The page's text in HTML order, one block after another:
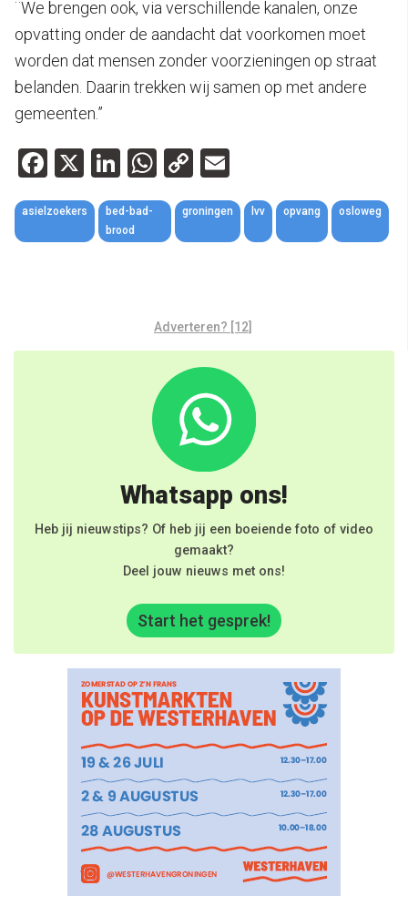
¨We brengen ook, via verschillende kanalen, onze
opvatting onder de aandacht dat voorkomen moet
worden dat mensen zonder voorzieningen op straat
belanden. Daarin trekken wij samen op met andere
gemeenten.”
Facebook
X LinkedIn
WhatsApp
Copy
Link
asielzoekers
bed-bad-
brood
groningen lvv opvang osloweg
Adverteren? [12]
Whatsapp ons!
Heb jij nieuwstips? Of heb jij een boeiende foto of video
gemaakt?
Deel jouw nieuws met ons!
Start het gesprek!